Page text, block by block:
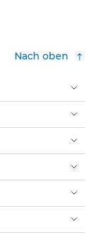
Nach oben